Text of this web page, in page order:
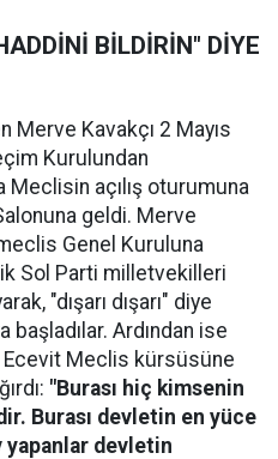
BİLDİRİN" DİYE
Kavakçı 2 Mayıs
Kurulundan
Meclisin açılış oturumuna
geldi. Merve
Genel Kuruluna
Sol Parti milletvekilleri
"dışarı dışarı" diye
Ardından ise
Ecevit Meclis kürsüsüne
"Burası hiç kimsenin
Burası devletin en yüce
yapanlar devletin